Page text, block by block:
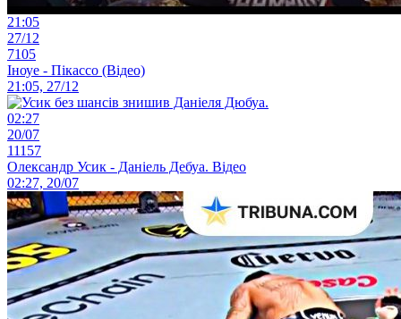
21:05
27/12
7105
Іноуе - Пікассо (Відео)
21:05, 27/12
02:27
20/07
11157
Олександр Усик - Даніель Дебуа. Відео
02:27, 20/07